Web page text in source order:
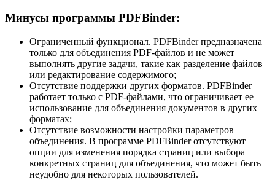
Минусы программы PDFBinder:
Ограниченный функционал. PDFBinder предназначена
только для объединения PDF-файлов и не может
выполнять другие задачи, такие как разделение файлов
или редактирование содержимого;
Отсутствие поддержки других форматов. PDFBinder
работает только с PDF-файлами, что ограничивает ее
использование для объединения документов в других
форматах;
Отсутствие возможности настройки параметров
объединения. В программе PDFBinder отсутствуют
опции для изменения порядка страниц или выбора
конкретных страниц для объединения, что может быть
неудобно для некоторых пользователей.